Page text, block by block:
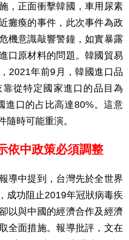
，正面衝擊韓國，車用尿素
癱瘓的事件，此次事件為政
機意識敲響警鐘，如實暴露
口原材料的問題。韓國貿易
2021年前9月，韓國進口品
從特定國家進口的品目為
進口的占比高達80%。這意
隨時可能重演。
依中政策必須調整
導中提到，台灣先於全世界
成功阻止2019年冠狀病毒疾
以與中國的經濟合作及經濟
全面措施。報導批評，文在